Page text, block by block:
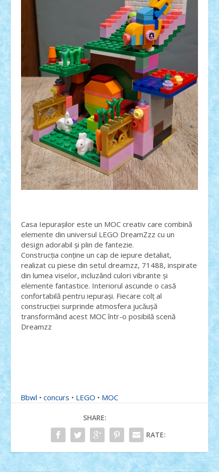
Casa Iepurașilor este un MOC creativ care combină
elemente din universul LEGO DreamZzz cu un
design adorabil și plin de fantezie.
Construcția conține un cap de iepure detaliat,
realizat cu piese din setul dreamzz, 71488, inspirate
din lumea viselor, incluzând culori vibrante și
elemente fantastice. Interiorul ascunde o casă
confortabilă pentru iepurași. Fiecare colț al
construcției surprinde atmosfera jucăușă
transformând acest MOC într-o posibilă scenă
Dreamzz
Bbwl •concurs • LEGO • MOC
SHARE:
RATE: